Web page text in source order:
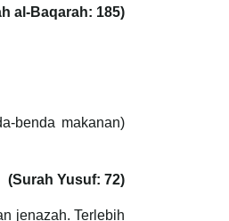
al-Baqarah: 185)
benda makanan)
(Surah Yusuf: 72)
jenazah. Terlebih